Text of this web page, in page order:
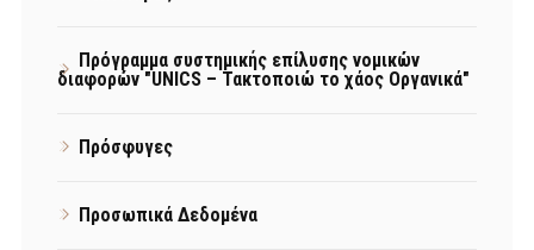
Πρόγραμμα συστημικής επίλυσης νομικών
διαφορών "UNICS – Τακτοποιώ το χάος Οργανικά"
Πρόσφυγες
Προσωπικά Δεδομένα